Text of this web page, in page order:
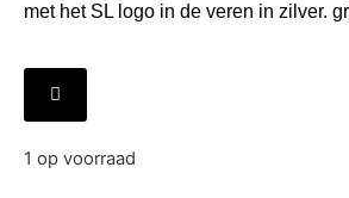
met het SL logo in de veren in zilver.
1 op voorraad